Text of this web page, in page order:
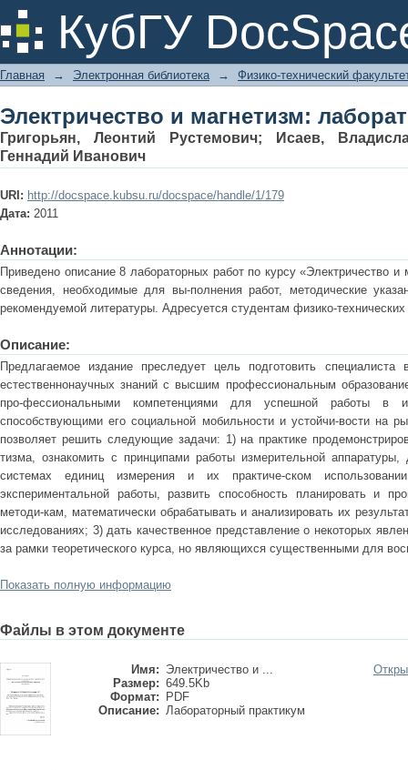
КубГУ
Электричество и магнетизм:
Главная → Электронная библиотека → Физико-технический
Электричество и магнетизм:
Григорьян, Леонтий Рустемович;
Исаев,
Геннадий Иванович
URI: http://docspace.kubsu.ru/docspace/handle/1/179
Дата: 2011
Аннотации:
Приведено описание 8 лабораторных работ по курсу «Электричество и
сведения, необходимые для вы-полнения работ, методические
рекомендуемой литературы. Адресуется студентам физико-
Описание:
Предлагаемое издание преследует цель подготовить
естественнонаучных знаний с высшим профессиональным
про-фессиональными компетенциями для успешной работы в
способствующими его социальной мобильности и устойчи-вости на
позволяет решить следующие задачи: 1) на практике
тизма, ознакомить с принципами работы измерительной аппаратуры,
системах единиц измерения и их практиче-ском
экспериментальной работы, развить способность планировать и
методи-кам, математически обрабатывать и анализировать их
исследованиях; 3) дать качественное представление о некоторых
за рамки теоретического курса, но являющихся существенными для
Показать полную информацию
Файлы в этом документе
Имя: Электричество и ...
Размер: 649.5Kb
Формат:
PDF
Описание: Лабораторный практикум